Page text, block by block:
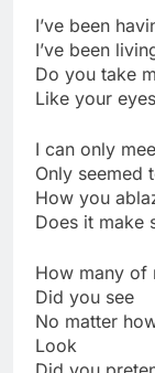
I’ve been
I’ve been
Do you take
Like your
I can only
Only seemed
How you
Does it make
How many of
Did you see
No matter
Look